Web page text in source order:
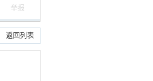
举报
返回列表